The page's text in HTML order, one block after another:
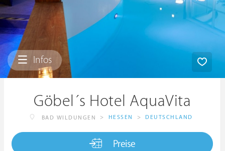
Infos
Göbel´s Hotel AquaVita
BAD WILDUNGEN > HESSEN > DEUTSCHLAND
Preise